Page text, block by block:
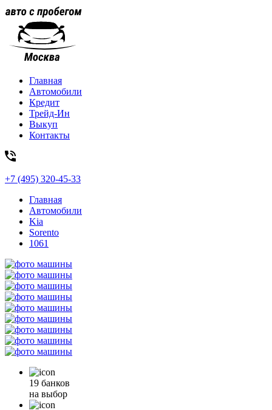
Главная
Автомобили
Кредит
Трейд-Ин
Выкуп
Контакты
+7 (495) 320-45-33
Главная
Автомобили
Kia
Sorento
1061
19 банков
на выбор